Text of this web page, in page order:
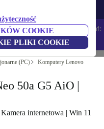
COOKIE
PLIKI COOKIE
wszystkich iPhone’ach – Kod:
(PC) Komputery Lenovo
50a G5 AiO |
internetowa | Win 11